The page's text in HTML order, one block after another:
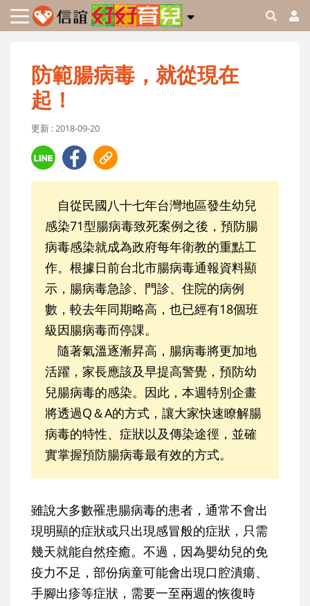
防範腸病毒，就從現在
起！
更新 : 2018-09-20
自從民國八十七年台灣地區發生幼兒
感染71型腸病毒致死案例之後，預防腸
病毒感染就成為政府每年衛教的重點工
作。根據日前台北市腸病毒通報資料顯
示，腸病毒急診、門診、住院的病例
數，較去年同期略高，也已經有18個班
級因腸病毒而停課。
隨著氣溫逐漸昇高，腸病毒將更加地
活躍，家長應該及早提高警覺，預防幼
兒腸病毒的感染。因此，本週特別企畫
將透過Q＆A的方式，讓大家快速瞭解腸
病毒的特性、症狀以及傳染途徑，並確
實掌握預防腸病毒最有效的方式。
雖說大多數罹患腸病毒的患者，通常不會出
現明顯的症狀或只出現感冒般的症狀，只需
幾天就能自然痊癒。不過，因為嬰幼兒的免
疫力不足，部份病童可能會出現口腔潰瘍、
手腳出疹等症狀，需要一至兩週的恢復時